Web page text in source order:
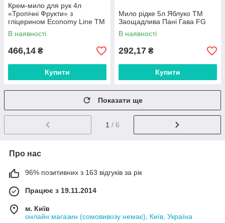
Крем-мило для рук 4л
«Тропічні Фрукти» з
гліцерином Economy Line ТМ
SAMA FG
В наявності
466,14 ₴
Купити
Мило рідке 5л Яблуко ТМ
Заощадлива Пані Гава FG
В наявності
292,17 ₴
Купити
Показати ще
1 / 6
Про нас
96% позитивних з 163 відгуків за рік
Працює з 19.11.2014
м. Київ
онлайн магазин (сомовивозу немає), Київ, Україна